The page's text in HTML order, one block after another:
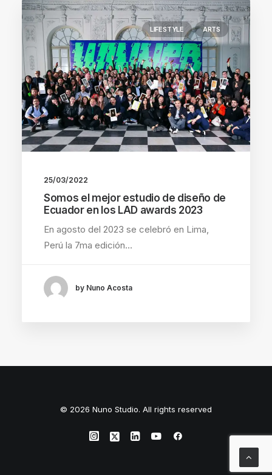
LIFESTYLE ARTS
25/03/2022
Somos el mejor estudio de diseño de
Ecuador en los LAD awards 2023
En agosto del 2023 se celebró en Lima,
Perú la 7ma edición…
by Nuno Acosta
© 2026 Nuno Studio. All rights reserved